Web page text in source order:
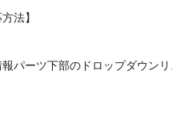
方法】
パーツ下部のドロップダウン